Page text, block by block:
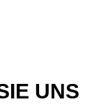
UNS